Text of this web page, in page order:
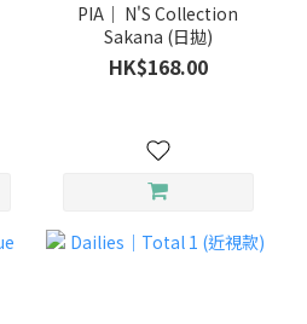
PIA｜ N'S Collection
Sakana (日拋)
HK$168.00